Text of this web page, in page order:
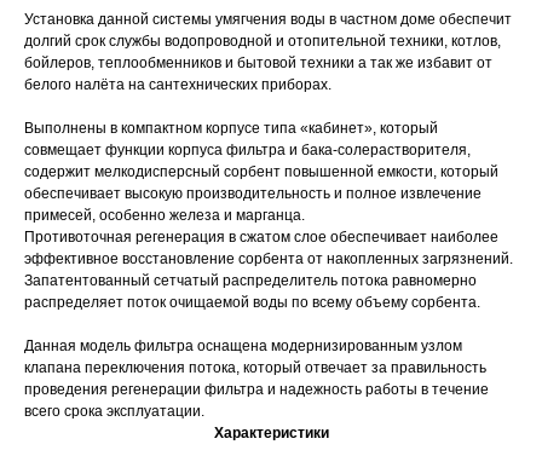
Установка данной системы умягчения воды в частном доме обеспечит
долгий срок службы водопроводной и отопительной техники, котлов,
бойлеров, теплообменников и бытовой техники а так же избавит от
белого налёта на сантехнических приборах.
Выполнены в компактном корпусе типа «кабинет», который
совмещает функции корпуса фильтра и бака-солерастворителя,
содержит мелкодисперсный сорбент повышенной емкости, который
обеспечивает высокую производительность и полное извлечение
примесей, особенно железа и марганца.
Противоточная регенерация в сжатом слое обеспечивает наиболее
эффективное восстановление сорбента от накопленных загрязнений.
Запатентованный сетчатый распределитель потока равномерно
распределяет поток очищаемой воды по всему объему сорбента.
Данная модель фильтра оснащена модернизированным узлом
клапана переключения потока, который отвечает за правильность
проведения регенерации фильтра и надежность работы в течение
всего срока эксплуатации.
Характеристики